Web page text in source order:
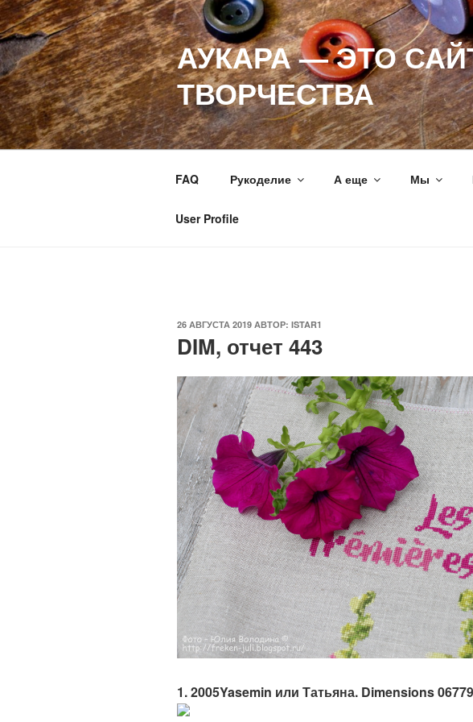
Перейти
к
содержимому
АУКАРА — ЭТО
ТВОРЧЕСТВА
FAQ Рукоделие А еще Мы
User Profile
ОПУБЛИКОВАНО
26 АВГУСТА 2019 АВТОР: ISTAR1
DIM, отчет 443
1. 2005Yasemin или Татьяна. Dimensions